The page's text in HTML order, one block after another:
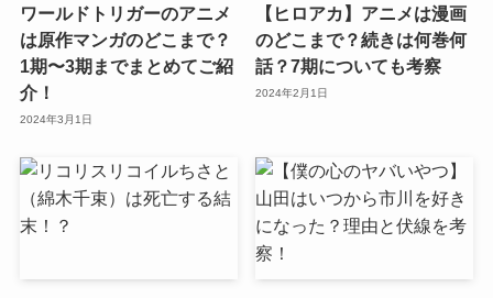
ワールドトリガーのアニメ
は原作マンガのどこまで？
1期〜3期までまとめてご紹
介！
2024年3月1日
【ヒロアカ】アニメは漫画
のどこまで？続きは何巻何
話？7期についても考察
2024年2月1日